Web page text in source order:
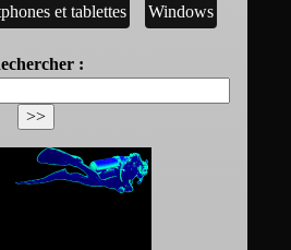
et tablettes Windows
: